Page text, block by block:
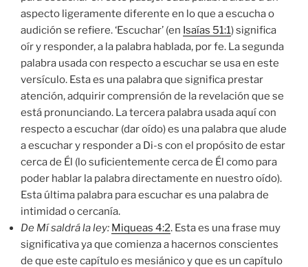
aspecto ligeramente diferente en lo que a escucha o
audición se refiere. ‘Escuchar’ (en Isaías 51:1) significa
oír y responder, a la palabra hablada, por fe. La segunda
palabra usada con respecto a escuchar se usa en este
versículo. Esta es una palabra que significa prestar
atención, adquirir comprensión de la revelación que se
está pronunciando. La tercera palabra usada aquí con
respecto a escuchar (dar oído) es una palabra que alude
a escuchar y responder a Di-s con el propósito de estar
cerca de Él (lo suficientemente cerca de Él como para
poder hablar la palabra directamente en nuestro oído).
Esta última palabra para escuchar es una palabra de
intimidad o cercanía.
De Mí saldrá la ley: Miqueas 4:2. Esta es una frase muy
significativa ya que comienza a hacernos conscientes
de que este capítulo es mesiánico y que es un capítulo